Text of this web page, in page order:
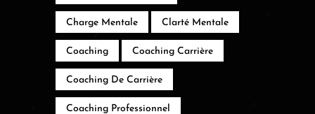
Charge Mentale Clarté Mentale
Coaching Coaching Carrière
Coaching De Carrière
Coaching Professionnel